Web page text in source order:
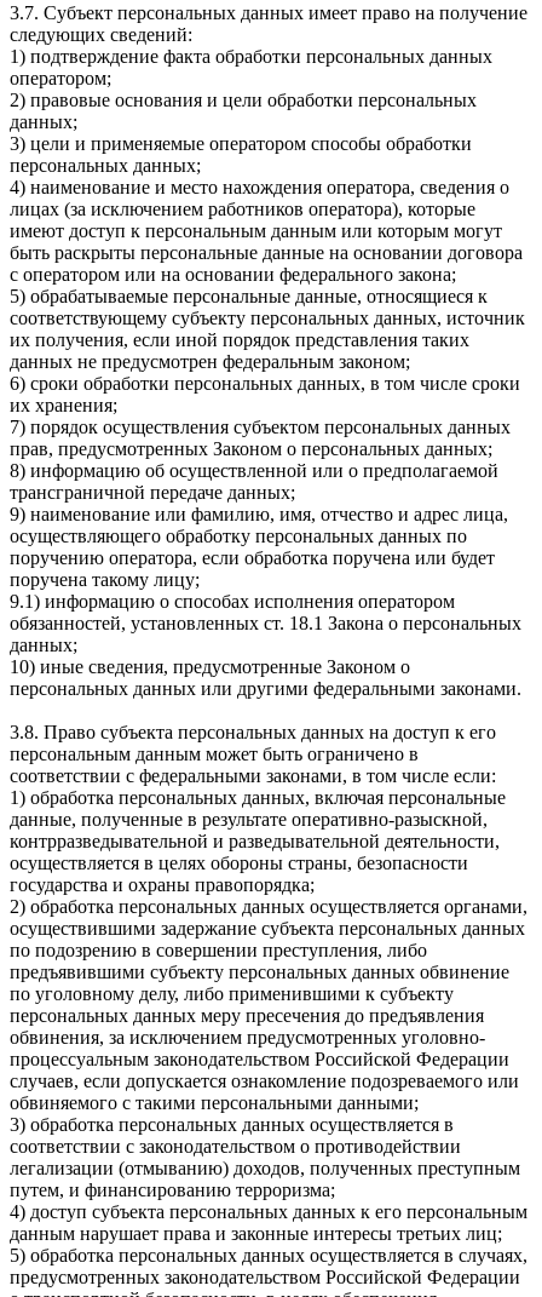
3.7. Субъект персональных данных имеет право на получение
следующих сведений:
1) подтверждение факта обработки персональных данных
оператором;
2) правовые основания и цели обработки персональных
данных;
3) цели и применяемые оператором способы обработки
персональных данных;
4) наименование и место нахождения оператора, сведения о
лицах (за исключением работников оператора), которые
имеют доступ к персональным данным или которым могут
быть раскрыты персональные данные на основании договора
с оператором или на основании федерального закона;
5) обрабатываемые персональные данные, относящиеся к
соответствующему субъекту персональных данных, источник
их получения, если иной порядок представления таких
данных не предусмотрен федеральным законом;
6) сроки обработки персональных данных, в том числе сроки
их хранения;
7) порядок осуществления субъектом персональных данных
прав, предусмотренных Законом о персональных данных;
8) информацию об осуществленной или о предполагаемой
трансграничной передаче данных;
9) наименование или фамилию, имя, отчество и адрес лица,
осуществляющего обработку персональных данных по
поручению оператора, если обработка поручена или будет
поручена такому лицу;
9.1) информацию о способах исполнения оператором
обязанностей, установленных ст. 18.1 Закона о персональных
данных;
10) иные сведения, предусмотренные Законом о
персональных данных или другими федеральными законами.
3.8. Право субъекта персональных данных на доступ к его
персональным данным может быть ограничено в
соответствии с федеральными законами, в том числе если:
1) обработка персональных данных, включая персональные
данные, полученные в результате оперативно-разыскной,
контрразведывательной и разведывательной деятельности,
осуществляется в целях обороны страны, безопасности
государства и охраны правопорядка;
2) обработка персональных данных осуществляется органами,
осуществившими задержание субъекта персональных данных
по подозрению в совершении преступления, либо
предъявившими субъекту персональных данных обвинение
по уголовному делу, либо применившими к субъекту
персональных данных меру пресечения до предъявления
обвинения, за исключением предусмотренных уголовно-
процессуальным законодательством Российской Федерации
случаев, если допускается ознакомление подозреваемого или
обвиняемого с такими персональными данными;
3) обработка персональных данных осуществляется в
соответствии с законодательством о противодействии
легализации (отмыванию) доходов, полученных преступным
путем, и финансированию терроризма;
4) доступ субъекта персональных данных к его персональным
данным нарушает права и законные интересы третьих лиц;
5) обработка персональных данных осуществляется в случаях,
предусмотренных законодательством Российской Федерации